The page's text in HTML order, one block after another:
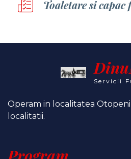
Toaletare si
Servicii
Operam in localitatea Otopeni
localitatii.